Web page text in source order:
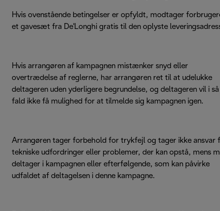
Hvis ovenstående betingelser er opfyldt, modtager
et gavesæt fra De'Longhi gratis til den oplyste
Hvis arrangøren af kampagnen mistænker snyd eller
overtrædelse af reglerne, har arrangøren ret til at udelukke
deltageren uden yderligere begrundelse, og deltageren vil i så
fald ikke få mulighed for at tilmelde sig kampagnen igen.
Arrangøren tager forbehold for trykfejl og tager ikke ansvar
tekniske udfordringer eller problemer, der kan opstå, mens
deltager i kampagnen eller efterfølgende, som kan påvirke
udfaldet af deltagelsen i denne kampagne.